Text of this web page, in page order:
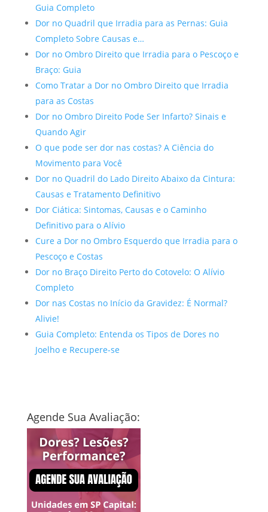
Guia Completo
Dor no Quadril que Irradia para as Pernas: Guia
Completo Sobre Causas e…
Dor no Ombro Direito que Irradia para o Pescoço e
Braço: Guia
Como Tratar a Dor no Ombro Direito que Irradia
para as Costas
Dor no Ombro Direito Pode Ser Infarto? Sinais e
Quando Agir
O que pode ser dor nas costas? A Ciência do
Movimento para Você
Dor no Quadril do Lado Direito Abaixo da Cintura:
Causas e Tratamento Definitivo
Dor Ciática: Sintomas, Causas e o Caminho
Definitivo para o Alívio
Cure a Dor no Ombro Esquerdo que Irradia para o
Pescoço e Costas
Dor no Braço Direito Perto do Cotovelo: O Alívio
Completo
Dor nas Costas no Início da Gravidez: É Normal?
Alivie!
Guia Completo: Entenda os Tipos de Dores no
Joelho e Recupere-se
Agende Sua Avaliação: